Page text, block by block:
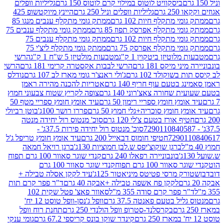
ביסקוויט לוטוס במילוי קרם לוטוס 150 גרם
גליליות וופלים
גרם
גליליות וופלים וניל 250 גרם
היינץ מיוקטשופ 425
מתקלף חיות 102 גרם
ממתק גומי מתקלף ענבים מנגו 85
מתקלף אפרסק תפוז 85 גרם
ממתק גומי מתקלף ענבים 75
מתקלף חיות 102 גרם
ממתק גומי מתקלף ענבים 75
מתקלף אפרסק 75 גרם
ממתק גומי מתקלף ליצ'י 75
ביטקוין 1 ק"ג
מטבעות מולטיזן 5 ש"ח 1 ק"ג
הרשי
מיקס 181 גרם
הרשי לבבות אקסטרה קרימי 181 גרם
הרשי
102 גרם
ג'ולי ראנצ'ר גומי מארז לב 107 גרם
נודלס
עוף חריף 140 גרם
אטריות להכנה מהירה ראמן
שחורה צאצ'רוני 140 גרם
צופה לקריץ שטוח צבעוני חמוץ
חומץ ספריי רימון 50 גרם
עיד אומץ חומץ ספריי מטף 50
חומץ סוכריה+גלי חמוץ 50 גרם
פררו רושר 100ג'
בוטן רביולי
אורז בטעם צ'לי 120 גרם
סוכ' מנטוס רול יחידה מנטה
סוכ' מנטוס רול יחידה פירות 37.5ג' -
חטיפי חומוס דבאייל 200 גרם
עיד אומץ חומץ טריפל ג'ל
ברגן שוקוצ'יפס ש.לבן חמוציות 130ג'
ברגן רויאל חמאה
בונבוניירה רפאלו 240 גרם
קנדי שוגר סאוור 100 גרם תפוח
100 גרם תפוח
קנדי שוגר סאוור 100 גרם
מרסי פטיטס מיניאטור 125ג'
עיד לקקן אסלה טבילה +
לקקן פח אשפה טבילה +אבקה 40 גרם
ד"ר פפר קרם תות
פפר קרם סודה 355 מ"ל
סאוור פאצ' פטל שקית 102
בטעם פאנטה 37.5 גרם
וופל ג'נסן-וופל טוסט 12 יח'
בקרסלנד-סטרופ וופל הולנדי 250 גרם
תחנת רוח וופל
קינדר שוקו בונס קריספי 67.2 גרם
גומי ענקי